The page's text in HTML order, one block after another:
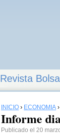
Revista Bolsa
INICIO › ECONOMÍA ›
Informe
Publicado el 20